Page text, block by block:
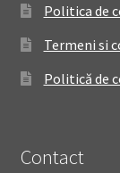
Politica de
Termeni si
Politică de
Contact